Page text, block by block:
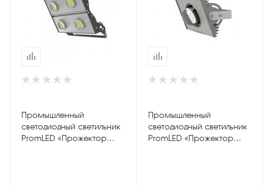
Промышленный
светодиодный светильник
PromLED «Прожектор
Промышленный
светодиодный светильник
PromLED «Прожектор